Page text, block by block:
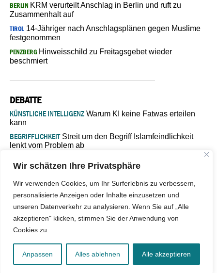
Wir schätzen Ihre Privatsphäre
Wir verwenden Cookies, um Ihr Surferlebnis zu verbessern,
personalisierte Anzeigen oder Inhalte einzusetzen und
unseren Datenverkehr zu analysieren. Wenn Sie auf „Alle
akzeptieren" klicken, stimmen Sie der Anwendung von
Cookies zu.
Anpassen Alles ablehnen Alle akzeptieren
BERLIN KRM verurteilt Anschlag in Berlin und ruft zu
Zusammenhalt auf
TIROL14-Jähriger nach Anschlagsplänen gegen Muslime
festgenommen
PENZBERGHinweisschild zu Freitagsgebet wieder
beschmiert
DEBATTE
KÜNSTLICHE INTELLIGENZ Warum KI keine Fatwas erteilen
kann
BEGRIFFLICHKEITStreit um den Begriff Islamfeindlichkeit
lenkt vom Problem ab
Verantwortung bleibt“
ISLAMISCHE FAKULTÄT IN MÜNSTEREine kritische Schwelle für
die deutsche Religionspolitik
GASTBEITRAGWarum die muslimische Welt eine neue
Kontakt|Impressum Barrierefreiheit|Jobs Netiquette|Mediadaten